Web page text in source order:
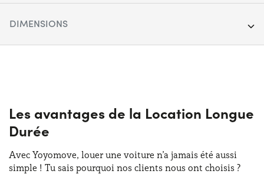
Transmission :Avant
Places :
83 CV
DIMENSIONS
150 cm
Coffre (max) :
Coffre (min) :250 lt
Les avantages de la Location Longue
Durée
Avec Yoyomove, louer une voiture n’a jamais été aussi
simple ! Tu sais pourquoi nos clients nous ont choisis ?